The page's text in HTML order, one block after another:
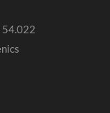
54.022